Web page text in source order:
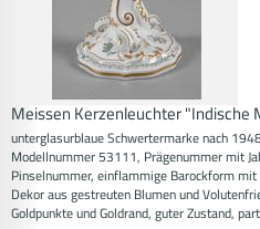
Meissen Kerzenleuchter "Indische
unterglasurblaue Schwertermarke nach
Modellnummer 53111, Prägenummer mit
Pinselnummer, einflammige Barockform
Dekor aus gestreuten Blumen und
Goldpunkte und Goldrand, guter Zustand,